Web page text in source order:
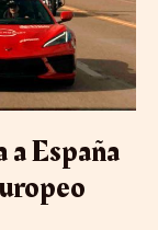
España